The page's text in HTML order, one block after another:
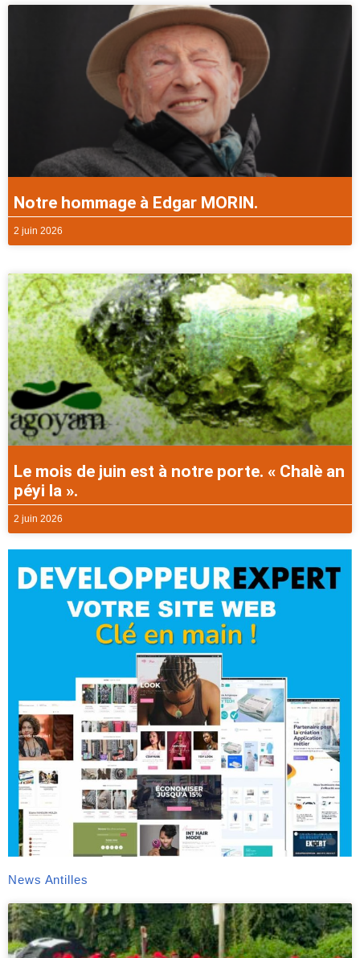
Notre hommage à Edgar MORIN.
2 juin 2026
Le mois de juin est à notre porte. « Chalè an
péyi la ».
2 juin 2026
News Antilles